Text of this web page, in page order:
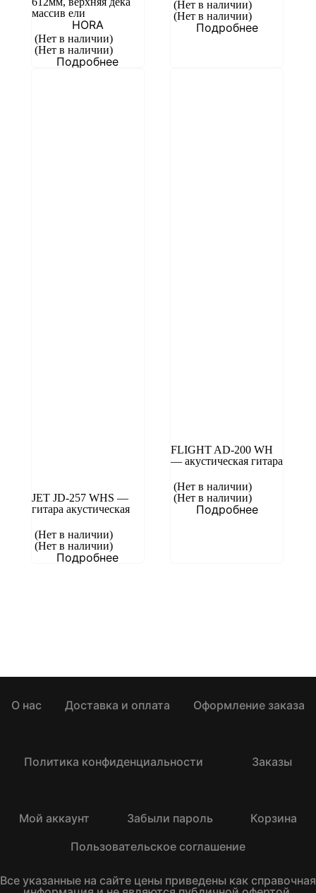
массив ели
HORA
(Нет в наличии)
(Нет в наличии)
Подробнее
(Нет в наличии)
(Нет в наличии)
Подробнее
JET JD-257 WHS —
гитара акустическая
(Нет в наличии)
(Нет в наличии)
Подробнее
FLIGHT AD-200 WH
— акустическая гитара
(Нет в наличии)
(Нет в наличии)
Подробнее
О нас Доставка и оплата Оформление заказа
Политика конфиденциальности Заказы
Мой аккаунт Забыли пароль
Корзина
Пользовательское соглашение
Все указанные на сайте цены приведены как справочная